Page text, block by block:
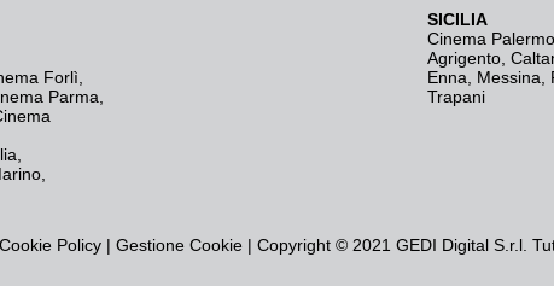
Forlì
Parma
SICILIA
Cinema Palermo
Agrigento
Enna
Messina
Trapani
Cookie Policy | Gestione Cookie | Copyright © 2021 GEDI Digital S.r.l.